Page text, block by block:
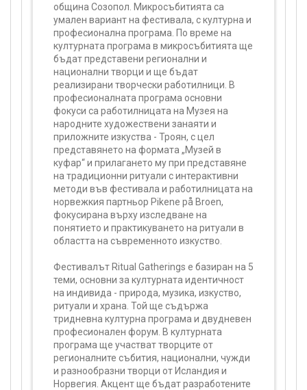
община Созопол. Микросъбитията са
умален вариант на фестивала, с културна и
професионална програма. По време на
културната програма в микросъбитията ще
бъдат представени регионални и
национални творци и ще бъдат
реализирани творчески работилници. В
професионалната програма основни
фокуси са работилницата на Музея на
народните художествени занаяти и
приложните изкуства - Троян, с цел
представянето на формата „Музей в
куфар“ и прилагането му при представяне
на традиционни ритуали с интерактивни
методи във фестивала и работилницата на
норвежкия партньор Pikene på Broen,
фокусирана върху изследване на
понятието и практикуването на ритуали в
областта на съвременното изкуство.
Фестивалът Ritual Gatherings е базиран на 5
теми, основни за културната идентичност
на индивида - природа, музика, изкуство,
ритуали и храна. Той ще съдържа
тридневна културна програма и двудневен
професионален форум. В културната
програма ще участват творците от
регионалните събития, национални, чужди
и разнообразни творци от Исландия и
Норвегия. Акцент ще бъдат разработените